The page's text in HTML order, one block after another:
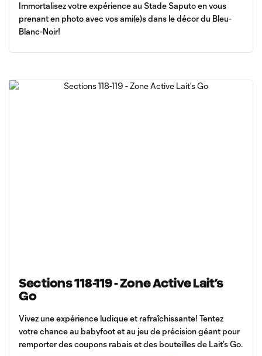
Immortalisez votre expérience au Stade Saputo en vous
prenant en photo avec vos ami(e)s dans le décor du Bleu-
Blanc-Noir!
Sections 118-119 - Zone Active Lait’s
Go
Vivez une expérience ludique et rafraîchissante! Tentez
votre chance au babyfoot et au jeu de précision géant pour
remporter des coupons rabais et des bouteilles de Lait’s Go.